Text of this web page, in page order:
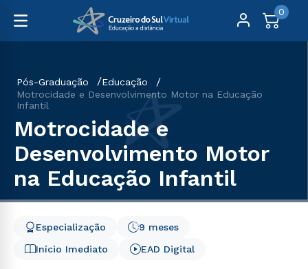
0
Pós-Graduação
Educação
Motrocidade e Desenvolvimento Motor na Educação
Infantil
Motrocidade e
Desenvolvimento Motor
na Educação Infantil
Início Imediato
9 meses
Especialização
EAD Digital